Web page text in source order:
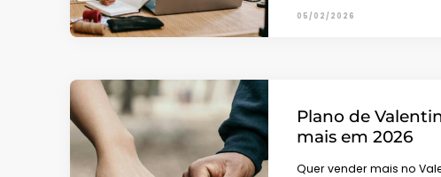
05/02/2026
Plano de
mais em 2026
Quer vender mais no